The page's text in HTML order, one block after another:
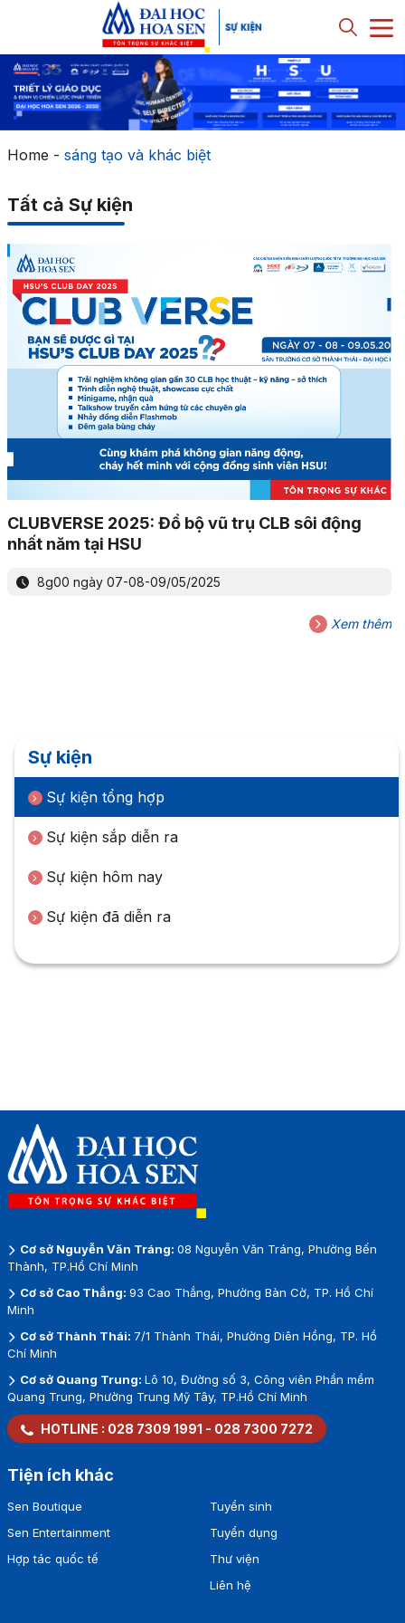
Home - sáng tạo và khác biệt
Tất cả Sự kiện
CLUBVERSE 2025: Đổ bộ vũ trụ CLB sôi động
nhất năm tại HSU
8g00 ngày 07-08-09/05/2025
Xem thêm
Sự kiện
Sự kiện tổng hợp
Sự kiện sắp diễn ra
Sự kiện hôm nay
Sự kiện đã diễn ra
Cơ sở Nguyễn Văn Tráng: 08 Nguyễn Văn Tráng, Phường Bến
Thành, TP.Hồ Chí Minh
Cơ sở Cao Thắng: 93 Cao Thắng, Phường Bàn Cờ, TP. Hồ Chí
Minh
Cơ sở Thành Thái: 7/1 Thành Thái, Phường Diên Hồng, TP. Hồ
Chí Minh
Cơ sở Quang Trung: Lô 10, Đường số 3, Công viên Phần mềm
Quang Trung, Phường Trung Mỹ Tây, TP.Hồ Chí Minh
HOTLINE : 028 7309 1991 - 028 7300 7272
Tiện ích khác
Sen Boutique
Sen Entertainment
Hợp tác quốc tế
Tuyển sinh
Tuyển dụng
Thư viện
Liên hệ